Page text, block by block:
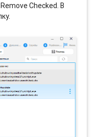
Checked. В